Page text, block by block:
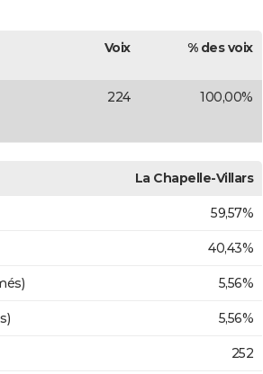
Voix % des voix
224 100,00%
La Chapelle-Villars
59,57%
40,43%
5,56%
5,56%
252